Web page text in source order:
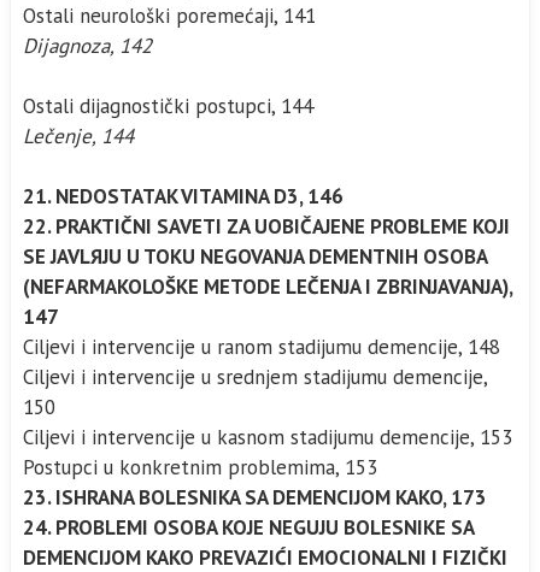
Ostali neurološki poremećaji, 141
Dijagnoza, 142
Ostali dijagnostički postupci, 144
Lečenje, 144
21. NEDOSTATAK VITAMINA D3, 146
22. PRAKTIČNI SAVETI ZA UOBIČAJENE PROBLEME KOJI
SE JAVLЯJU U TOKU NEGOVANJA DEMENTNIH OSOBA
(NEFARMAKOLOŠKE METODE LEČENJA I ZBRINJAVANJA),
147
Ciljevi i intervencije u ranom stadijumu demencije, 148
Ciljevi i intervencije u srednjem stadijumu demencije,
150
Ciljevi i intervencije u kasnom stadijumu demencije, 153
Postupci u konkretnim problemima, 153
23. ISHRANA BOLESNIKA SA DEMENCIJOM KAKO, 173
24. PROBLEMI OSOBA KOJE NEGUJU BOLESNIKE SA
DEMENCIJOM KAKO PREVAZIĆI EMOCIONALNI I FIZIČKI